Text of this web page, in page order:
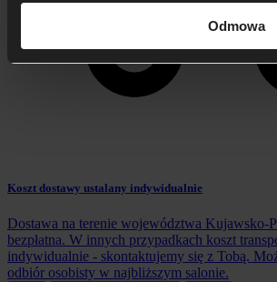
Odmowa
Koszt dostawy ustalany indywidualnie
Dostawa na terenie województwa Kujawsko-
bezpłatna. W innych przypadkach koszt
indywidualnie - skontaktujemy się z Tobą.
odbiór osobisty w najbliższym salonie.